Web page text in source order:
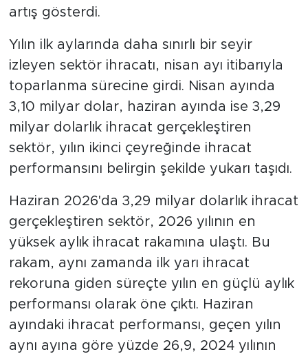
artış gösterdi.
Yılın ilk aylarında daha sınırlı bir seyir
izleyen sektör ihracatı, nisan ayı itibarıyla
toparlanma sürecine girdi. Nisan ayında
3,10 milyar dolar, haziran ayında ise 3,29
milyar dolarlık ihracat gerçekleştiren
sektör, yılın ikinci çeyreğinde ihracat
performansını belirgin şekilde yukarı taşıdı.
Haziran 2026'da 3,29 milyar dolarlık ihracat
gerçekleştiren sektör, 2026 yılının en
yüksek aylık ihracat rakamına ulaştı. Bu
rakam, aynı zamanda ilk yarı ihracat
rekoruna giden süreçte yılın en güçlü aylık
performansı olarak öne çıktı. Haziran
ayındaki ihracat performansı, geçen yılın
aynı ayına göre yüzde 26,9, 2024 yılının